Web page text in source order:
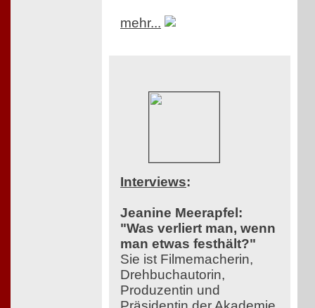
mehr...
Interviews:
Jeanine Meerapfel:
"Was verliert man, wenn
man etwas festhält?"
Sie ist Filmemacherin,
Drehbuchautorin,
Produzentin und